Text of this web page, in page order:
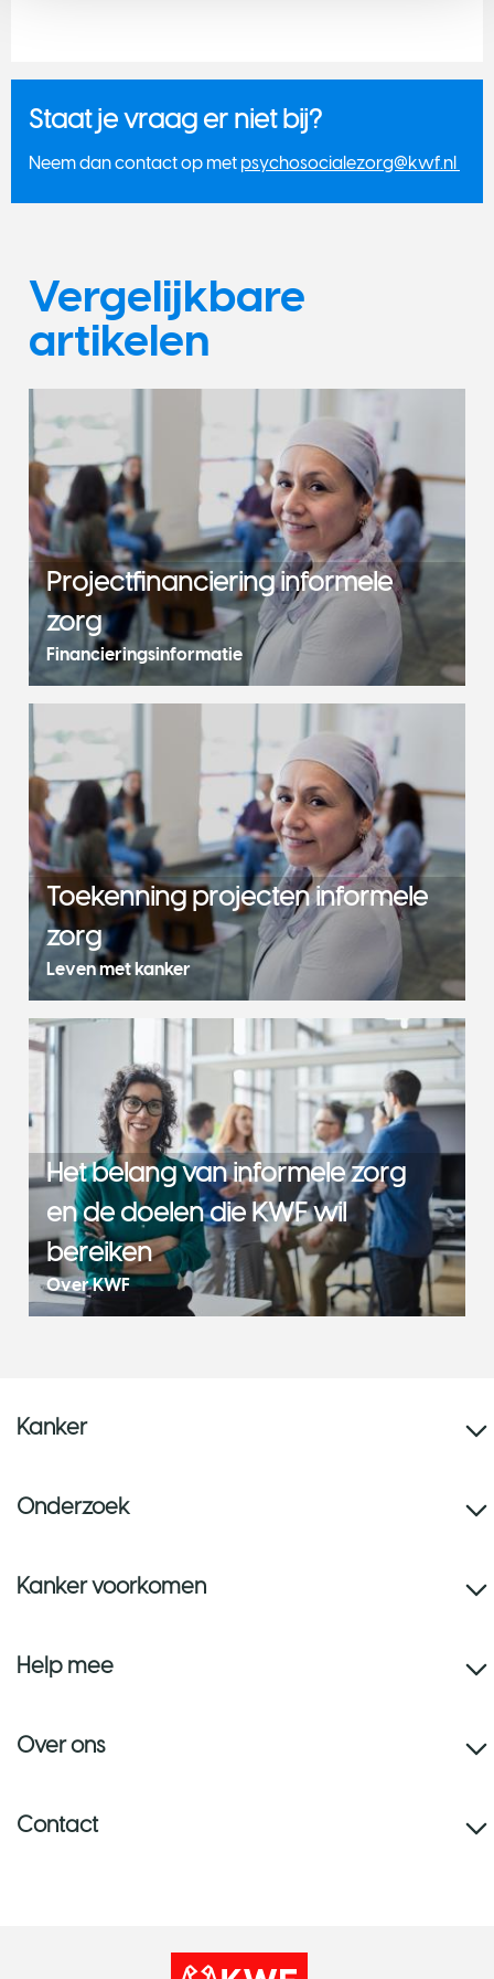
Staat je vraag er niet bij?
Neem dan contact op met psychosocialezorg@kwf.nl
Vergelijkbare
artikelen
Projectfinanciering informele
zorg
Financieringsinformatie
Toekenning projecten informele
zorg
Leven met kanker
Het belang van informele zorg
en de doelen die KWF wil
bereiken
Over KWF
Kanker
Onderzoek
Kanker voorkomen
Help mee
Over ons
Contact